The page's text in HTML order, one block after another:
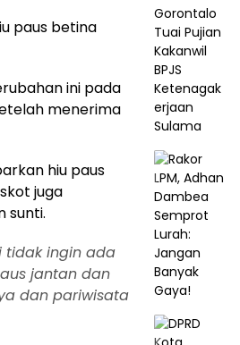
paus betina
ini pada
menerima
hiu paus
juga
sunti.
tidak ingin ada
jantan dan
dan pariwisata